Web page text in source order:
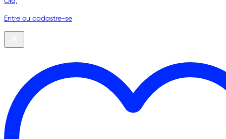
Entre ou cadastre-se